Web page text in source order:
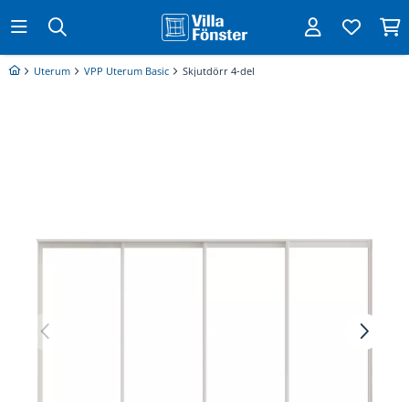
Uterum VPP Uterum Basic Skjutdörr 4-del